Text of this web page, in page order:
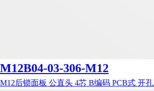
M12B04-03-306-M12
M12后锁面板 公直头 4芯 B编码 PCB式 开